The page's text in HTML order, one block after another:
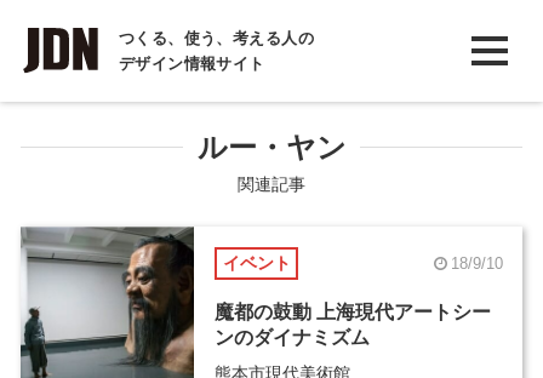
つくる、使う、考える人の
デザイン情報サイト
INTERVIEW
インタビュー
COLUMN
コラム
ルー・ヤン
関連記事
イベント 18/9/10
魔都の鼓動 上海現代アートシー
ンのダイナミズム
熊本市現代美術館